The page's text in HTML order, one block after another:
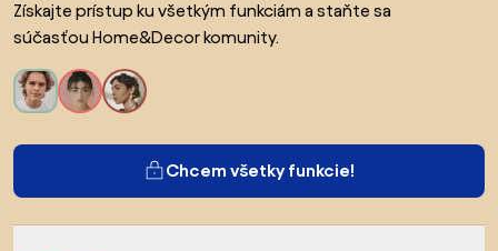
Získajte prístup ku všetkým funkciám a staňte sa
súčasťou Home&Decor komunity.
Chcem všetky funkcie!